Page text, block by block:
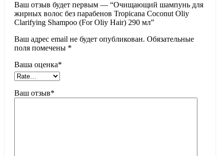
Ваш отзыв будет первым — “Очищающий шампунь для
жирных волос без парабенов Tropicana Coconut Oliy
Clarifying Shampoo (For Oliy Hair) 290 мл”
Ваш адрес email не будет опубликован. Обязательные
поля помечены *
Ваша оценка*
Ваш отзыв*